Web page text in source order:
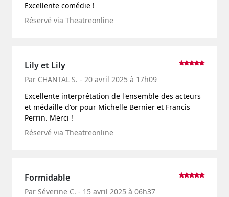
Excellente comédie !
Réservé via Theatreonline
Lily et Lily
Par CHANTAL S. - 20 avril 2025 à 17h09
Excellente interprétation de l'ensemble des acteurs
et médaille d'or pour Michelle Bernier et Francis
Perrin. Merci !
Réservé via Theatreonline
Formidable
Par Séverine C. - 15 avril 2025 à 06h37